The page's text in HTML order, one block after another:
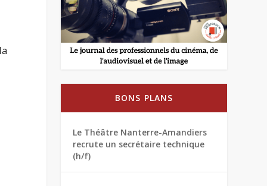
BONS PLANS
Le Théâtre Nanterre-Amandiers
recrute un secrétaire technique
(h/f)